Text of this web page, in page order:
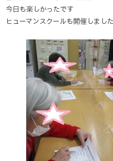
今日も楽しかったです
ヒューマンスクールも開催しました